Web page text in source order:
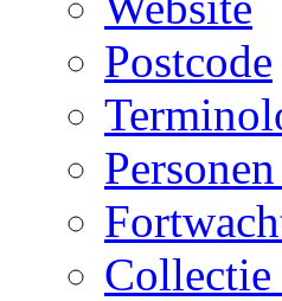
Postcode